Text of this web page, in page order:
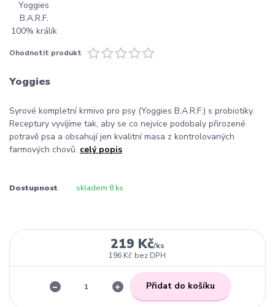
Ohodnotit produkt
Yoggies
Syrové kompletní krmivo pro psy (Yoggies B.A.R.F.) s probiotiky.
Receptury vyvíjíme tak, aby se co nejvíce podobaly přirozené
potravě psa a obsahují jen kvalitní masa z kontrolovaných
farmových chovů. celý popis
Dostupnost skladem 8 ks
219 Kč/ks
196 Kč bez DPH
Přidat do košíku